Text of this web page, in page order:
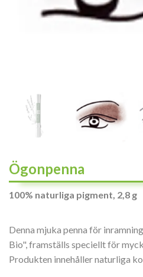
Ögonpenna
100% naturliga pigment, 2,8 g
Denna mjuka penna för
Bio", framställs speciellt för
Produkten innehåller naturliga